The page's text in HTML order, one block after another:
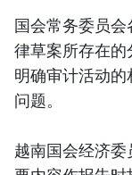
国会常务委员
律草案所存在
明确审计活动
问题。
越南国会经济